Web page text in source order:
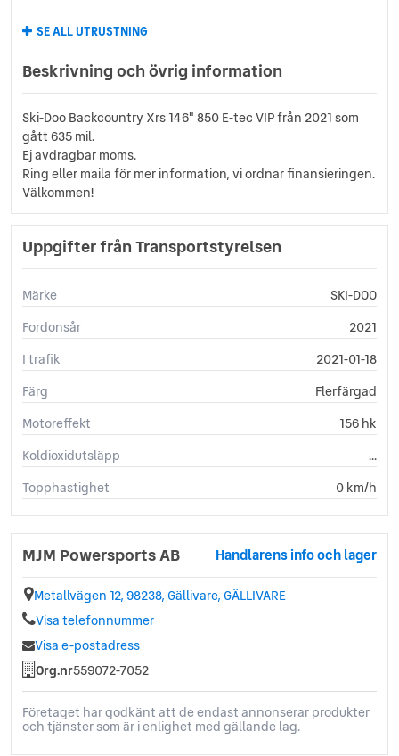
SE ALL UTRUSTNING
Beskrivning och övrig information
Ski-Doo Backcountry Xrs 146" 850 E-tec VIP från 2021 som
gått 635 mil.
Ej avdragbar moms.
Ring eller maila för mer information, vi ordnar finansieringen.
Välkommen!
Uppgifter från Transportstyrelsen
Märke
SKI-DOO
Fordonsår
2021
I trafik
2021-01-18
Färg
Flerfärgad
Motoreffekt
156 hk
Koldioxidutsläpp
...
Topphastighet
0 km/h
MJM Powersports AB Handlarens info och lager
Metallvägen 12, 98238, Gällivare, GÄLLIVARE
Visa telefonnummer
Visa e-postadress
Org.nr559072-7052
Företaget har godkänt att de endast annonserar produkter
och tjänster som är i enlighet med gällande lag.